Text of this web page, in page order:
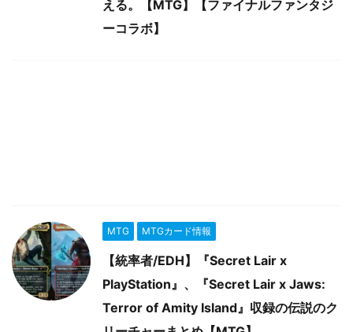
える。【MTG】【ファイナルファンタジ
ーコラボ】
MTG MTGカード情報
【統率者/EDH】『Secret Lair x
PlayStation』、『Secret Lair x Jaws:
Terror of Amity Island』収録の伝説のク